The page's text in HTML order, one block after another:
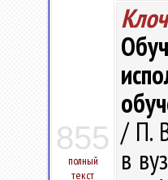
855
полный
текст
/ П.
в